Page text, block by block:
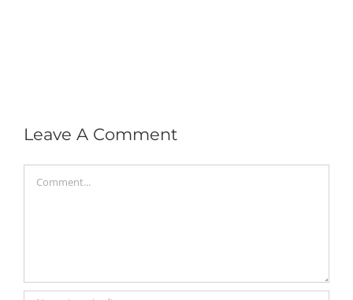
Leave A Comment